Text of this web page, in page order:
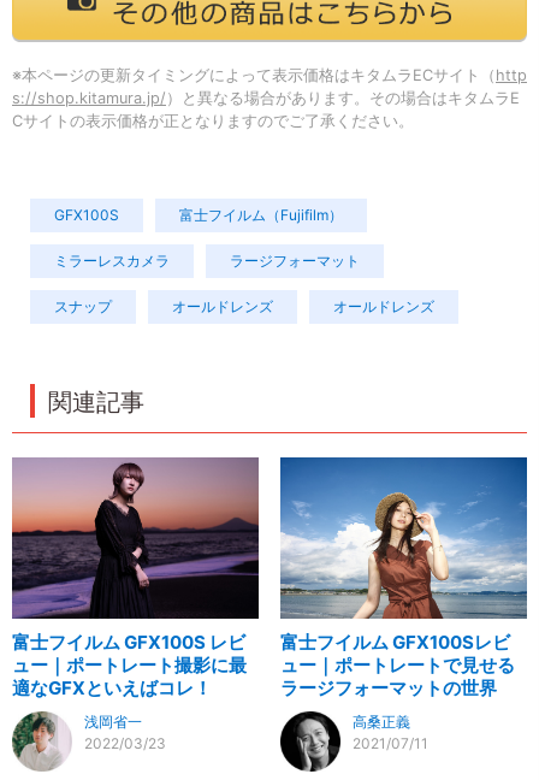
※本ページの更新タイミングによって表示価格はキタムラECサイト（ http
s://shop.kitamura.jp/ ）と異なる場合があります。その場合はキタムラE
Cサイトの表示価格が正となりますのでご了承ください。
GFX100S 富士フイルム（Fujifilm）
ミラーレスカメラ ラージフォーマット
スナップ オールドレンズ オールドレンズ
関連記事
富士フイルム GFX100S レビ
ュー｜ポートレート撮影に最
適なGFXといえばコレ！
浅岡省一
2022/03/23
富士フイルム GFX100Sレビ
ュー｜ポートレートで見せる
ラージフォーマットの世界
高桑正義
2021/07/11